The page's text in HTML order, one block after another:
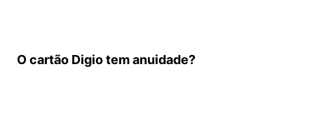
O cartão Digio tem anuidade?